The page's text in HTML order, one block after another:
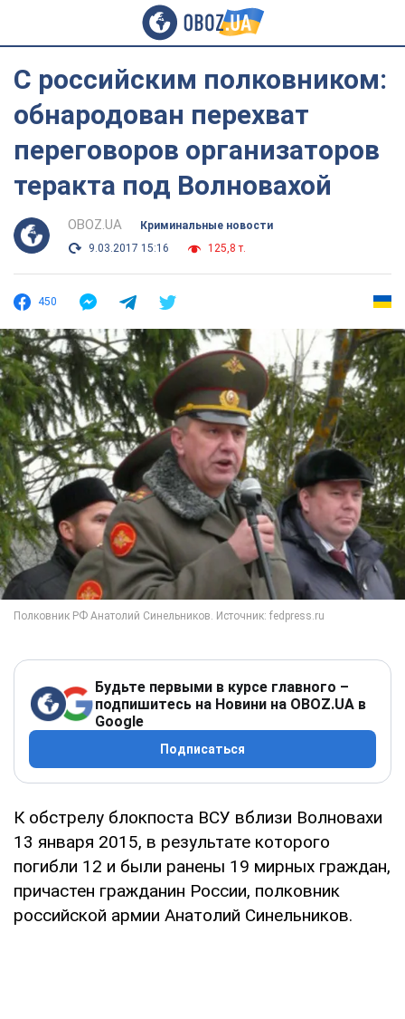
С российским полковником:
обнародован перехват
переговоров организаторов
теракта под Волновахой
OBOZ.UA
Криминальные новости
9.03.2017 15:16
125,8 т.
450
Будьте первыми в курсе главного –
подпишитесь на Новини на OBOZ.UA в
Google
Подписаться
К обстрелу блокпоста ВСУ вблизи Волновахи
13 января 2015, в результате которого
погибли 12 и были ранены 19 мирных граждан,
причастен гражданин России, полковник
российской армии Анатолий Синельников.